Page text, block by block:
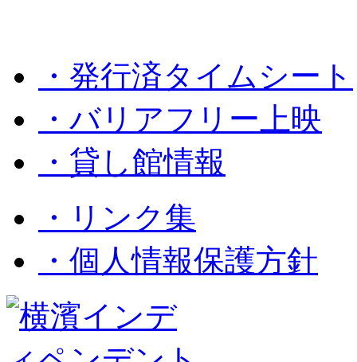
・発行済タイムシート
・バリアフリー上映
・貸し館情報
・リンク集
・個人情報保護方針